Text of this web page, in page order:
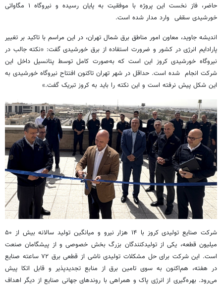
حاضر، فاز نخست این پروژه با موفقیت به پایان رسیده و نیروگاه ۱ مگاواتی
خورشیدی سقفی وارد مدار شده است.
اندیشه جاوید، معاون امور مناطق برق شمال تهران، در این مراسم با تاکید بر تغییر
پارادایم انرژی در کشور و ضرورت استفاده از برق خورشیدی گفت: «نکته جالب در
نیروگاه خورشیدی کروز این است که به‌صورت کامل توسط پتانسیل داخل این
شرکت انجام شده است. حداقل در شهر تهران تاکنون افتتاح نیروگاه خورشیدی به
این شکل پیش نرفته است و این نکته را باید به کروز تبریک گفت.»
شرکت صنایع تولیدی کروز با ۱۴ هزار نیرو و میانگین تولید سالانه بیش از ۵۰
میلیون قطعه، یکی از تولیدکنندگان بزرگ بخش خصوصی و از پیشگامان صنعت
است. این شرکت برای حل مشکلات تولیدی ناشی از قطعی برق ۷۲ ساعته صنایع
در هفته، هم‌اکنون به سوی تامین برق از منابع تجدیدپذیر و قابل اتکا پیش
می‌رود. بهره‌گیری از انرژی پاک و همراهی با روندهای جهانی صنایع از دیگر اهداف